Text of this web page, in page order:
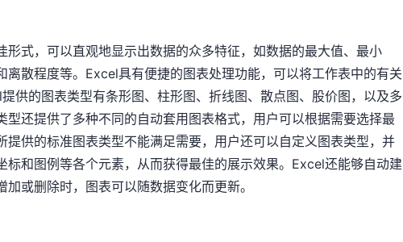
形式，可以直观地显示出数据的众多特征，如数据的最大值、最小
离散程度等。Excel具有便捷的图表处理功能，可以将工作表中的有关
供的图表类型有条形图、柱形图、折线图、散点图、股价图，以及多
型还提供了多种不同的自动套用图表格式，用户可以根据需要选择最
提供的标准图表类型不能满足需要，用户还可以自定义图表类型，并
标和图例等各个元素，从而获得最佳的展示效果。Excel还能够自动建
或删除时，图表可以随数据变化而更新。